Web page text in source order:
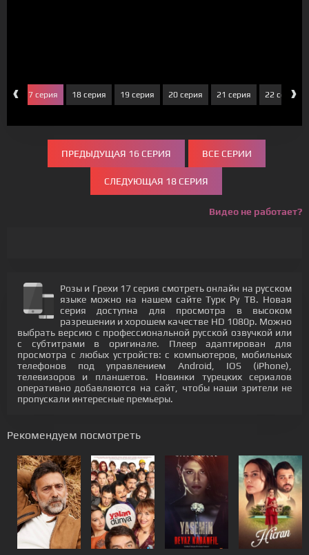
‹ 17 серия 18 серия 19 серия 20 серия 21 серия 22 серия
›
ПРЕДЫДУЩАЯ 16 СЕРИЯ ВСЕ СЕРИИ
СЛЕДУЮЩАЯ 18 СЕРИЯ
Видео не работает?
Розы и Грехи 17 серия смотреть онлайн на русском
языке можно на нашем сайте Турк Ру ТВ. Новая
серия доступна для просмотра в высоком
разрешении и хорошем качестве HD 1080p. Можно
выбрать версию с профессиональной русской озвучкой или
с субтитрами в оригинале. Плеер адаптирован для
просмотра с любых устройств: с компьютеров, мобильных
телефонов под управлением Android, IOS (iPhone),
телевизоров и планшетов. Новинки турецких сериалов
оперативно добавляются на сайт, чтобы наши зрители не
пропускали интересные премьеры.
Рекомендуем посмотреть